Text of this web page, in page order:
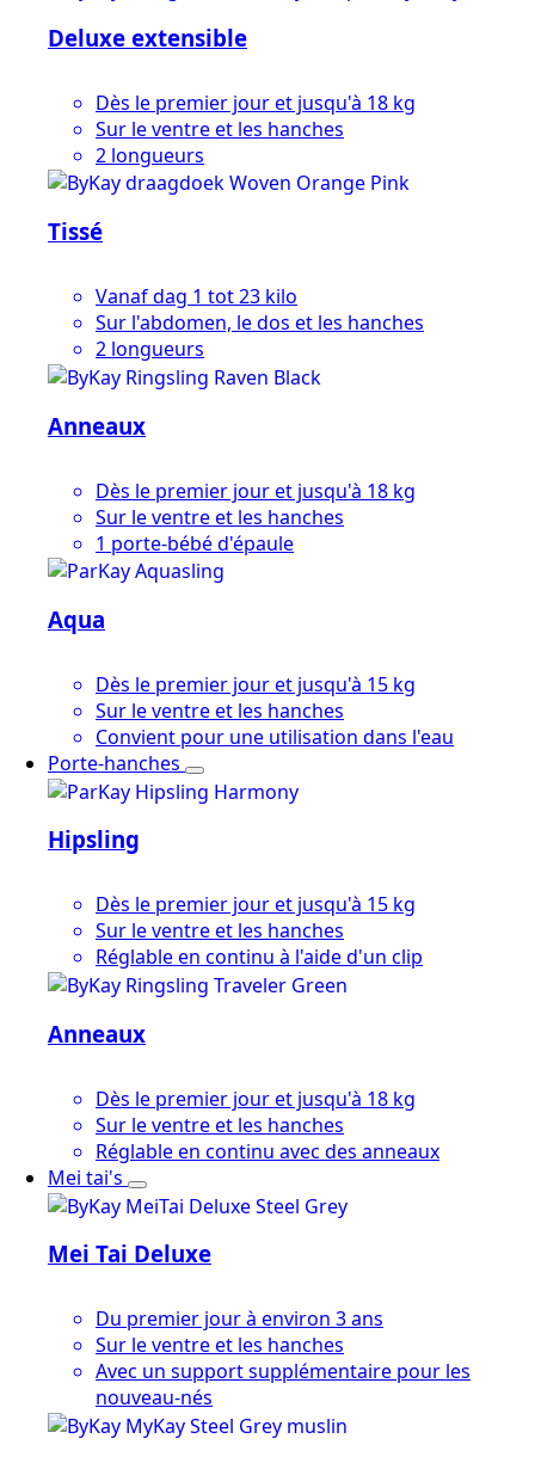
Deluxe extensible
Dès le premier jour et jusqu'à 18 kg
Sur le ventre et les hanches
2 longueurs
Tissé
Vanaf dag 1 tot 23 kilo
Sur l'abdomen, le dos et les hanches
2 longueurs
Anneaux
Dès le premier jour et jusqu'à 18 kg
Sur le ventre et les hanches
1 porte-bébé d'épaule
Aqua
Dès le premier jour et jusqu'à 15 kg
Sur le ventre et les hanches
Convient pour une utilisation dans l'eau
Porte-hanches
Hipsling
Dès le premier jour et jusqu'à 15 kg
Sur le ventre et les hanches
Réglable en continu à l'aide d'un clip
Anneaux
Dès le premier jour et jusqu'à 18 kg
Sur le ventre et les hanches
Réglable en continu avec des anneaux
Mei tai's
Mei Tai Deluxe
Du premier jour à environ 3 ans
Sur le ventre et les hanches
Avec un support supplémentaire pour les
nouveau-nés